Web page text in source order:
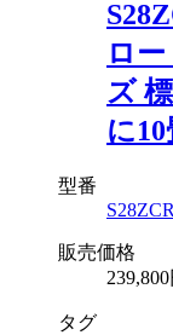
ロ
ズ
に10
型番
販売価格
タグ